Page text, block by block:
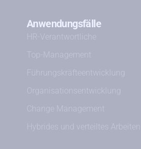
Anwendungsfälle
HR-Verantwortliche
Top-Management
Führungskräfteentwicklung
Organisationsentwicklung
Change Management
Hybrides und verteiltes Arbeiten